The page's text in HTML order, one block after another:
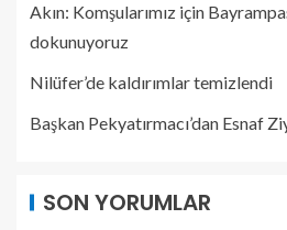
Akın: Komşularımız için
dokunuyoruz
Nilüfer’de kaldırımlar temizlendi
Başkan Pekyatırmacı’dan Esnaf
SON YORUMLAR